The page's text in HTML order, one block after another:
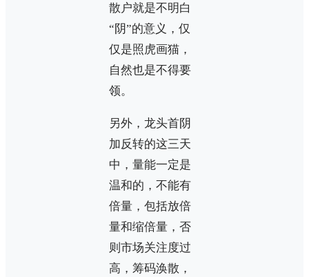
散户就是不明白
“阴”的意义，仅
仅是照虎画猫，
自然也是不得要
领。
另外，龙头首阴
加反转的这三天
中，量能一定是
温和的，不能有
倍量，包括放倍
量和缩倍量，否
则市场关注度过
高，筹码涣散，